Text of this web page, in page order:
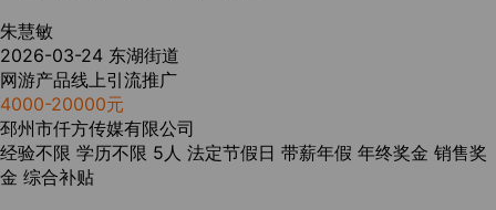
朱慧敏
2026-03-24 东湖街道
网游产品线上引流推广
4000-20000元
邳州市仟方传媒有限公司
经验不限 学历不限 5人 法定节假日 带薪年假 年终奖金 销售奖
金 综合补贴